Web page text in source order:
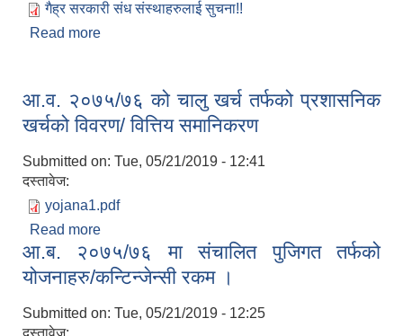
गैह्र सरकारी संध संस्थाहरुलाई सुचना!!
Read more
आ.व. २०७५/७६ को चालु खर्च तर्फको प्रशासनिक
खर्चको विवरण/ वित्तिय समानिकरण
Submitted on: Tue, 05/21/2019 - 12:41
दस्तावेज:
yojana1.pdf
Read more
खर्चको विवरण/ वित्तिय समानिकरण
आ.ब. २०७५/७६ मा संचालित पुजिगत तर्फको
योजनाहरु/कन्टिन्जेन्सी रकम ।
Submitted on: Tue, 05/21/2019 - 12:25